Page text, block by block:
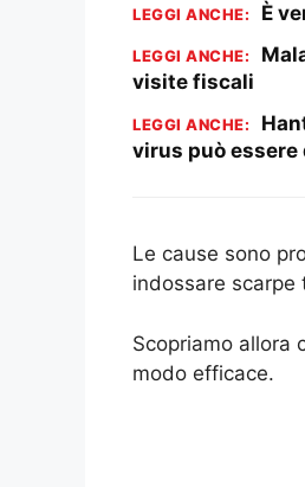
LEGGI ANCHE: È
LEGGI ANCHE:
visite fiscali
LEGGI ANCHE:
virus può essere
Le cause sono
indossare scarpe
Scopriamo allora
modo efficace.